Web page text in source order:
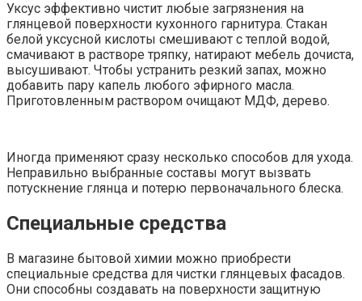
Уксус эффективно чистит любые загрязнения на
глянцевой поверхности кухонного гарнитура. Стакан
белой уксусной кислоты смешивают с теплой водой,
смачивают в растворе тряпку, натирают мебель дочиста,
высушивают. Чтобы устранить резкий запах, можно
добавить пару капель любого эфирного масла.
Приготовленным раствором очищают МДФ, дерево.
Иногда применяют сразу несколько способов для ухода.
Неправильно выбранные составы могут вызвать
потускнение глянца и потерю первоначального блеска.
Специальные средства
В магазине бытовой химии можно приобрести
специальные средства для чистки глянцевых фасадов.
Они способны создавать на поверхности защитную